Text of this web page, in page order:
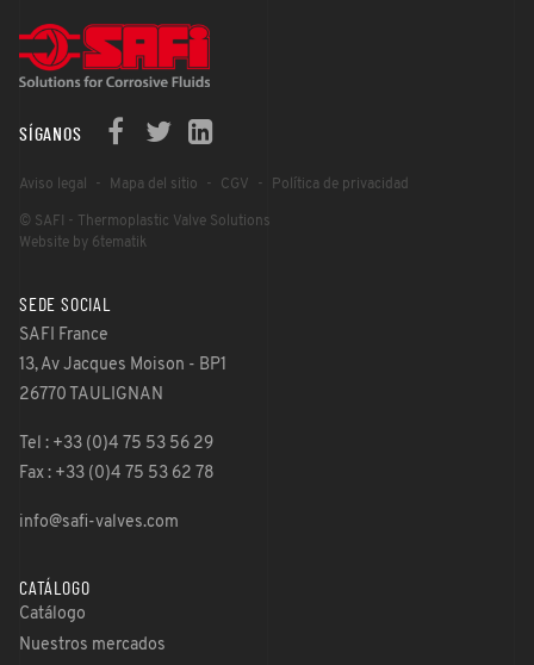
SÍGANOS
Aviso legal Mapa del sitio CGV Política de privacidad
© SAFI - Thermoplastic Valve Solutions
Website by 6tematik
SEDE SOCIAL
SAFI France
13, Av Jacques Moison - BP1
26770 TAULIGNAN
Tel : +33 (0)4 75 53 56 29
Fax : +33 (0)4 75 53 62 78
info@safi-valves.com
CATÁLOGO
Catálogo
Nuestros mercados